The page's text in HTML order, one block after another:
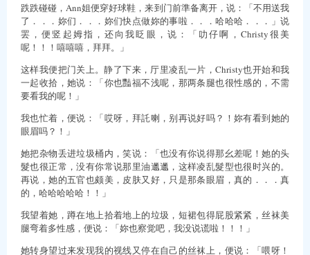
跌跌碰碰，Ann姐便穿好球鞋，来到门前準备离开，说：「不用送我
了．．．妳们．．．妳们快点做妳的事啦．．．哈哈哈．．．」说
罢，便竖起姆指，还向我眨眼，说：「叻仔啊，Christy很美
呢！！！嘻嘻嘻，拜拜。」
这样我便把门关上。静了下来，厅里凌乱一片，Christy也开始和我
一起收拾，她说：「你也豔福不浅呢，那两条腿也很性感的，不需
要看我的呢！」
我也忙着，便说：「哎呀，拜託喇，别再说好吗？！妳有看到她的
眼眉吗？！」
她把杂物丢进垃圾桶内，笑说：「也没有你说得那幺差呢！她的头
髮也很正常，没有你常说那里油邋邋，这样凌乱髮型也很时兴的。
再说，她的五官也颇美，皮肤又好，只是那条眼眉，真的．．．真
的，哈哈哈哈哈！！」
我望着她，蹲在地上拾着地上的垃圾，短裙包得屁股紧紧，丝袜美
腿弯着多性感，便说：「妳也察觉吧，我没说谎啦！！！」
她转身望过来发现我的视线又停在自己的丝袜上，便说：「喂呀！